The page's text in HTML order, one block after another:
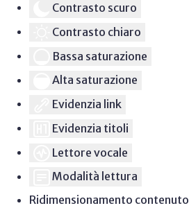
Contrasto scuro
Contrasto chiaro
Bassa saturazione
Alta saturazione
Evidenzia link
Evidenzia titoli
Lettore vocale
Modalità lettura
Ridimensionamento contenuto